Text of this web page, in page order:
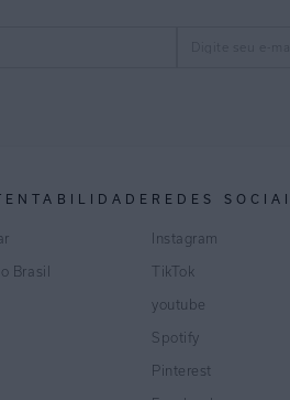
Brasil
REDES
Instagram
TikTok
youtube
Spotify
Pinterest